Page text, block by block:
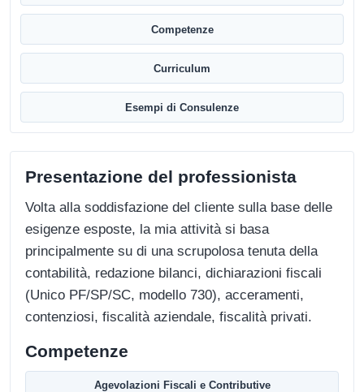
Competenze
Curriculum
Esempi di Consulenze
Presentazione del professionista
Volta alla soddisfazione del cliente sulla base delle
esigenze esposte, la mia attività si basa
principalmente su di una scrupolosa tenuta della
contabilità, redazione bilanci, dichiarazioni fiscali
(Unico PF/SP/SC, modello 730), acceramenti,
contenziosi, fiscalità aziendale, fiscalità privati.
Competenze
Agevolazioni Fiscali e Contributive